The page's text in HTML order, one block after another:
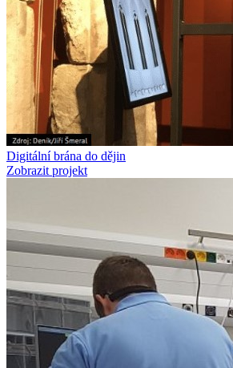
Digitální brána do dějin
Zobrazit projekt